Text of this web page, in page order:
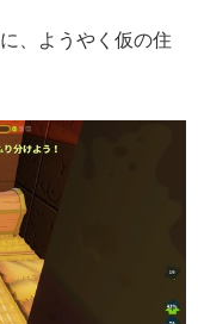
、ようやく仮の住